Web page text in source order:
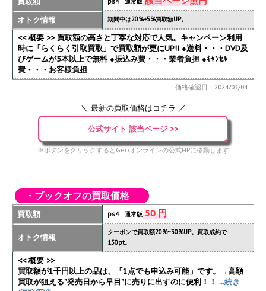
オトク情報 期間中は20%+5%買取額UP。
<< 概要 >> 買取額の高さと丁寧な対応で人気。キャンペーン利用
時に「らくらく引取買取」で買取額が更にUP!! ●送料・・・DVD及
びゲームが5本以上で無料 ●振込み費・・・業者負担 ●ｷｬﾝｾﾙ
費・・・お客様負担
価格確認日：2024/03/04
＼ 最新の買取価格はコチラ ／
公式サイト 該当ページ >>
※ボタンをクリックするとGeoオンラインの公式HPに移動します
・ブックオフの買取価格
買取額 ps4 通常版50 円
オトク情報
クーポンで買取額20%~30%UP。買取成約で
150pt。
<< 概要 >>
買取額が1千円以上の品は、「1点でも申込み可能」です。→高額
買取が狙える”発売日から早目”に売りに出すのに便利！！ ...続き